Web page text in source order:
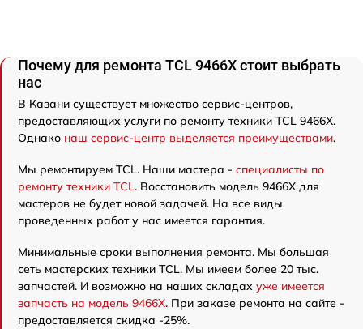
Почему для ремонта TCL 9466X стоит выбрать
нас
В Казани существует множество сервис-центров,
предоставляющих услуги по ремонту техники TCL 9466X.
Однако наш сервис-центр выделяется преимуществами.
Мы ремонтируем TCL. Наши мастера - специалисты по
ремонту техники TCL. Восстановить модель 9466X для
мастеров не будет новой задачей. На все виды
проведенных работ у нас имеется гарантия.
Минимальные сроки выполнения ремонта. Мы большая
сеть мастерских техники TCL. Мы имеем более 20 тыс.
запчастей. И возможно на наших складах уже имеется
запчасть на модель 9466X. При заказе ремонта на сайте -
предоставляется скидка -25%.